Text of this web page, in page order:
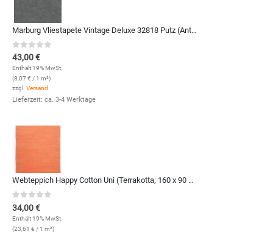
Marburg Vliestapete Vintage Deluxe 32818 Putz (Anthrazit)
0out of 5
43,00€
Enthält 19% MwSt.
(8,07 € / 1 m²)
zzgl. Versand
Lieferzeit: ca. 3-4 Werktage
Webteppich Happy Cotton Uni (Terrakotta; 160 x 90 cm)
0 out of 5
34,00€
Enthält 19% MwSt.
(23,61 € / 1 m²)